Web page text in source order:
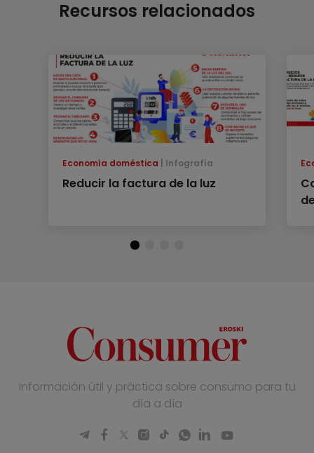
Recursos relacionados
Economía doméstica Infografía
Reducir la factura de la luz
Información útil y práctica sobre consumo para tu
día a día